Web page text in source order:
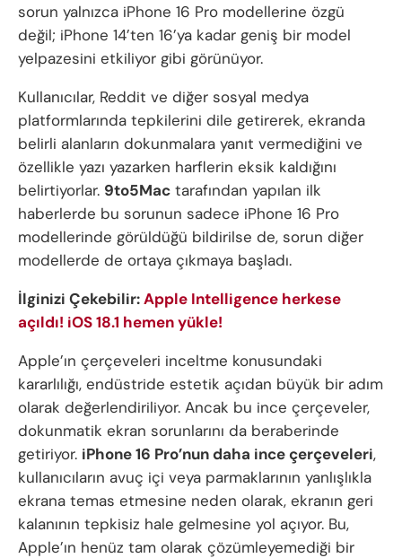
sorun yalnızca iPhone 16 Pro modellerine özgü
değil; iPhone 14’ten 16’ya kadar geniş bir model
yelpazesini etkiliyor gibi görünüyor.
Kullanıcılar, Reddit ve diğer sosyal medya
platformlarında tepkilerini dile getirerek, ekranda
belirli alanların dokunmalara yanıt vermediğini ve
özellikle yazı yazarken harflerin eksik kaldığını
belirtiyorlar. 9to5Mac tarafından yapılan ilk
haberlerde bu sorunun sadece iPhone 16 Pro
modellerinde görüldüğü bildirilse de, sorun diğer
modellerde de ortaya çıkmaya başladı.
İlginizi Çekebilir:Apple Intelligence herkese
açıldı! iOS 18.1 hemen yükle!
Apple’ın çerçeveleri inceltme konusundaki
kararlılığı, endüstride estetik açıdan büyük bir adım
olarak değerlendiriliyor. Ancak bu ince çerçeveler,
dokunmatik ekran sorunlarını da beraberinde
getiriyor. iPhone 16 Pro’nun daha ince çerçeveleri,
kullanıcıların avuç içi veya parmaklarının yanlışlıkla
ekrana temas etmesine neden olarak, ekranın geri
kalanının tepkisiz hale gelmesine yol açıyor. Bu,
Apple’ın henüz tam olarak çözümleyemediği bir